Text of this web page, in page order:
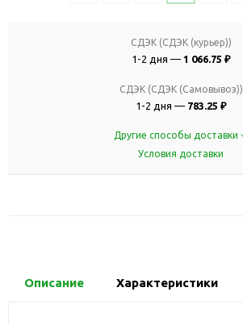
СДЭК (СДЭК (курьер))
1-2 дня — 1 066.75 ₽
СДЭК (СДЭК (Самовывоз))
1-2 дня — 783.25 ₽
Другие способы доставки
Условия доставки
Описание Характеристики